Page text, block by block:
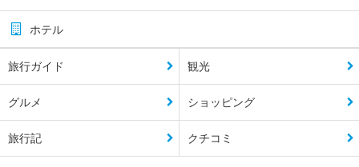
ホテル
旅行ガイド 観光
グルメ ショッピング
旅行記 クチコミ